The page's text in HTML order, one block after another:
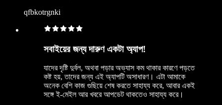
qfbkotrgnki
সবাইয়ের জন্য দারুণ একটা অ্যাপ!
যাদের দৃষ্টি দুর্বল, অথবা পড়ার অভ্যাস কম থাকার কারণে পড়তে
কষ্ট হয়, তাদের জন্য এই অ্যাপটি অসাধারণ। এটা আমাকে
অনেক বেশি কাজ গুছিয়ে শেষ করতে সাহায্য করে, আবার একই
সঙ্গে ই-মেইল আর খবরে আপডেট থাকতেও সাহায্য করে।